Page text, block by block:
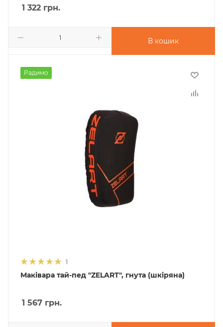
1 322 грн.
В кошик
Радимо
1
Маківара тай-пед "ZELART", гнута (шкіряна)
1 567 грн.